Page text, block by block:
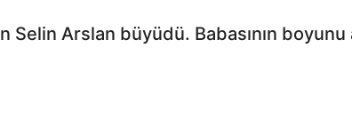
Selin Arslan büyüdü. Babasının